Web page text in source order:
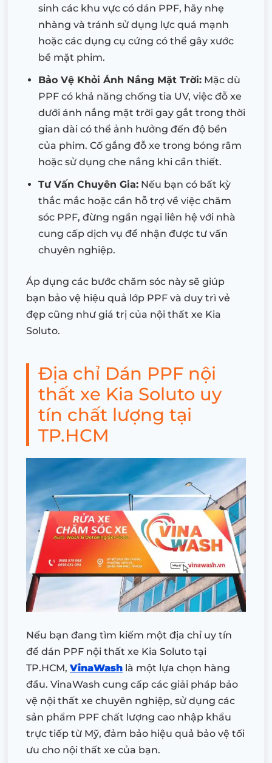
sinh các khu vực có dán PPF, hãy nhẹ
nhàng và tránh sử dụng lực quá mạnh
hoặc các dụng cụ cứng có thể gây xước
bề mặt phim.
Bảo Vệ Khỏi Ánh Nắng Mặt Trời: Mặc dù
PPF có khả năng chống tia UV, việc đỗ xe
dưới ánh nắng mặt trời gay gắt trong thời
gian dài có thể ảnh hưởng đến độ bền
của phim. Cố gắng đỗ xe trong bóng râm
hoặc sử dụng che nắng khi cần thiết.
Tư Vấn Chuyên Gia: Nếu bạn có bất kỳ
thắc mắc hoặc cần hỗ trợ về việc chăm
sóc PPF, đừng ngần ngại liên hệ với nhà
cung cấp dịch vụ để nhận được tư vấn
chuyên nghiệp.
Áp dụng các bước chăm sóc này sẽ giúp
bạn bảo vệ hiệu quả lớp PPF và duy trì vẻ
đẹp cũng như giá trị của nội thất xe Kia
Soluto.
Địa chỉ Dán PPF nội
thất xe Kia Soluto uy
tín chất lượng tại
TP.HCM
Nếu bạn đang tìm kiếm một địa chỉ uy tín
để dán PPF nội thất xe Kia Soluto tại
TP.HCM, VinaWash là một lựa chọn hàng
đầu. VinaWash cung cấp các giải pháp bảo
vệ nội thất xe chuyên nghiệp, sử dụng các
sản phẩm PPF chất lượng cao nhập khẩu
trực tiếp từ Mỹ, đảm bảo hiệu quả bảo vệ tối
ưu cho nội thất xe của bạn.